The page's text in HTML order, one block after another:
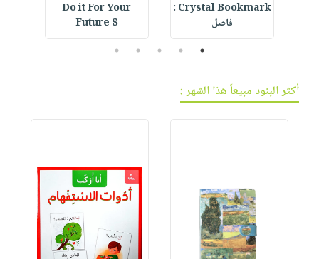
Crystal Bookmark :
فاصل
Do it For Your
Future S
1
2
3
4
5
أكثر البنود مبيعاً هذا الشهر :